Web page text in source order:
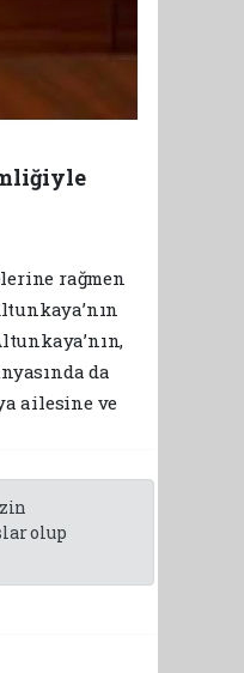
rağmen
da
ailesine ve
olup